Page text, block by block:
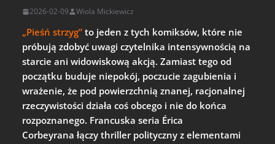
2026-02-09 Wiola Mickiewicz
„Pieśń strzyg” to jeden z tych komiksów, które nie
próbują zdobyć uwagi czytelnika intensywnością na
starcie ani widowiskową akcją. Zamiast tego od
początku buduje niepokój, poczucie zagubienia i
wrażenie, że pod powierzchnią znanej, racjonalnej
rzeczywistości działa coś obcego i nie do końca
rozpoznanego. Francuska seria Érica
Corbeyrana łączy thriller polityczny z elementami